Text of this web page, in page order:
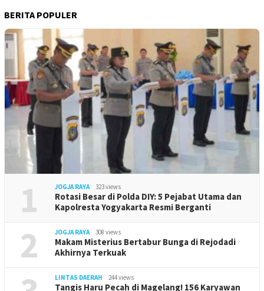
BERITA POPULER
1 JOGJA RAYA 323 views
Rotasi Besar di Polda DIY: 5 Pejabat Utama dan
Kapolresta Yogyakarta Resmi Berganti
2 JOGJA RAYA 308 views
Makam Misterius Bertabur Bunga di Rejodadi
Akhirnya Terkuak
LINTAS DAERAH 244 views
Tangis Haru Pecah di Magelang! 156 Karyawan